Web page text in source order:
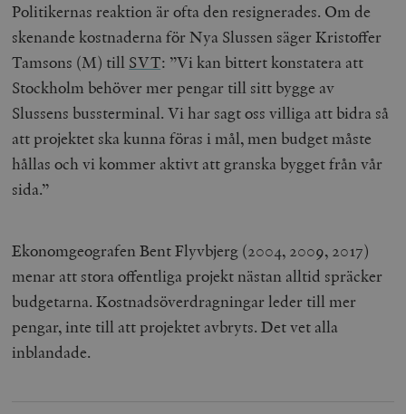
Politikernas reaktion är ofta den resignerades. Om de
skenande kostnaderna för Nya Slussen säger Kristoffer
Tamsons (M) till SVT: ”Vi kan bittert konstatera att
Stockholm behöver mer pengar till sitt bygge av
Slussens bussterminal. Vi har sagt oss villiga att bidra så
att projektet ska kunna föras i mål, men budget måste
hållas och vi kommer aktivt att granska bygget från vår
sida.”
Ekonomgeografen Bent Flyvbjerg (2004, 2009, 2017)
menar att stora offentliga projekt nästan alltid spräcker
budgetarna.Kostnadsöverdragningar leder till mer
pengar, inte till att projektet avbryts. Det vet alla
inblandade.